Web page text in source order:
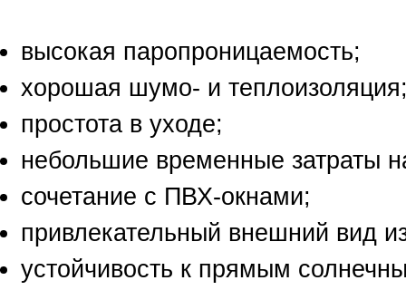
высокая паропроницаемость;
хорошая шумо- и
простота в уходе;
небольшие временные затраты
сочетание с ПВХ-окнами;
привлекательный внешний вид
устойчивость к прямым